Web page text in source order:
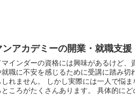
ンアカデミーの開業・就職支援
インダーの資格には興味があるけど、
職に不安を感じるために受講に踏み切
れません。 しかし実際には一人で悩
ところがたくさんあります。 具体的にど